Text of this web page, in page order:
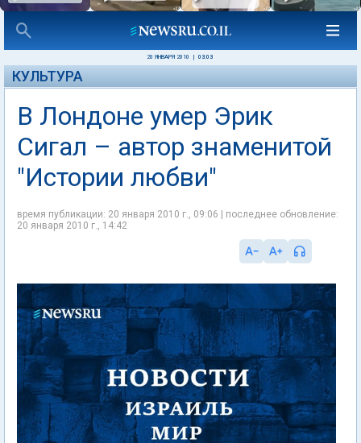
20 ЯНВАРЯ 2010 03:03
КУЛЬТУРА
В Лондоне умер Эрик
Сигал – автор знаменитой
"Истории любви"
время публикации: 20 января 2010 г., 09:06 | последнее обновление:
20 января 2010 г., 14:42